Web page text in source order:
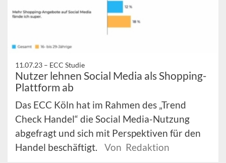
11.07.23 – ECC Studie
Nutzer lehnen Social Media als Shopping-
Plattform ab
Das ECC Köln hat im Rahmen des „Trend
Check Handel“ die Social Media-Nutzung
abgefragt und sich mit Perspektiven für den
Handel beschäftigt.
Von Redaktion